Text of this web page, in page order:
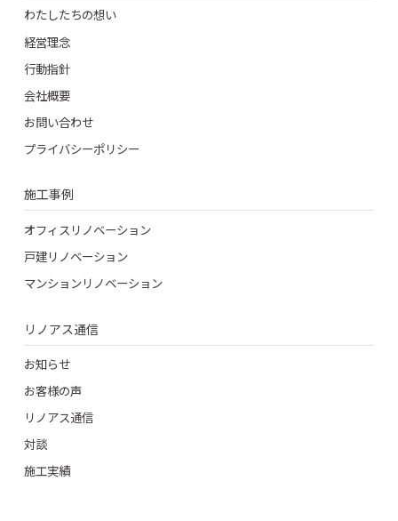
わたしたちの想い
経営理念
行動指針
会社概要
お問い合わせ
プライバシーポリシー
施工事例
オフィスリノベーション
戸建リノベーション
マンションリノベーション
リノアス通信
お知らせ
お客様の声
リノアス通信
対談
施工実績